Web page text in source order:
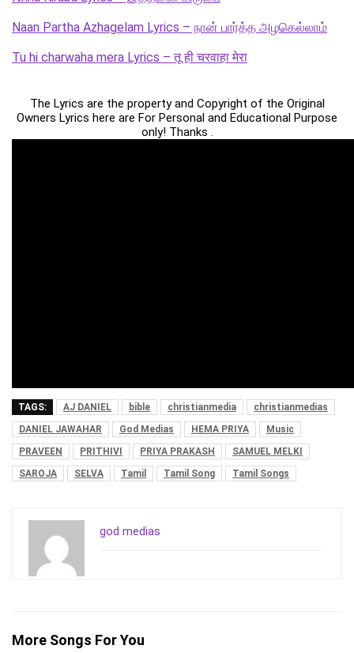
Naan Partha Azhagelam Lyrics – நான் பார்த்த அழகெல்லாம்
Tu hi charwaha mera Lyrics – तू ही चरवाहा मेरा
The Lyrics are the property and Copyright of the Original
Owners Lyrics here are For Personal and Educational Purpose
only! Thanks .
TAGS: AJ DANIEL bible christianmedia
christianmedias
DANIEL JAWAHAR
God Medias HEMA PRIYA
Music
PRAVEEN
PRITHIVI PRIYA PRAKASH
SAMUEL MELKI
SAROJA
SELVA Tamil Tamil Song Tamil Songs
god medias
More Songs For You